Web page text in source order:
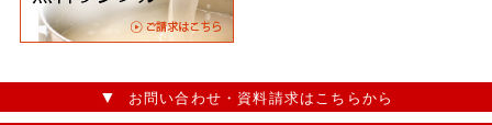
お問い合わせ・資料請求はこちらから